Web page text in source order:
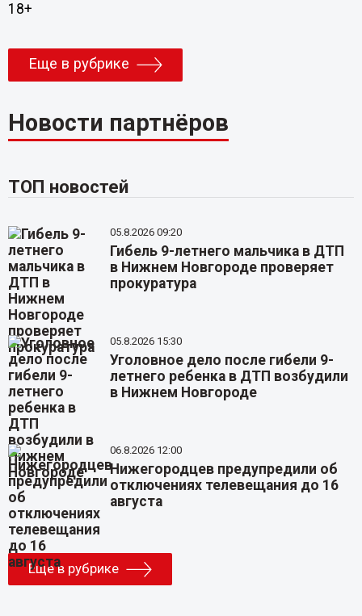
18+
Еще в рубрике
Новости партнёров
ТОП новостей
05.8.2026 09:20
Гибель 9-летнего мальчика в ДТП
в Нижнем Новгороде проверяет
прокуратура
05.8.2026 15:30
Уголовное дело после гибели 9-
летнего ребенка в ДТП возбудили
в Нижнем Новгороде
06.8.2026 12:00
Нижегородцев предупредили об
отключениях телевещания до 16
августа
Еще в рубрике